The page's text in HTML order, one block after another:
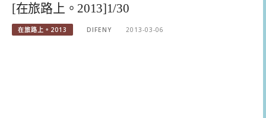
[在旅路上。2013]1/30
在旅路上。2013 DIFENY 2013-03-06